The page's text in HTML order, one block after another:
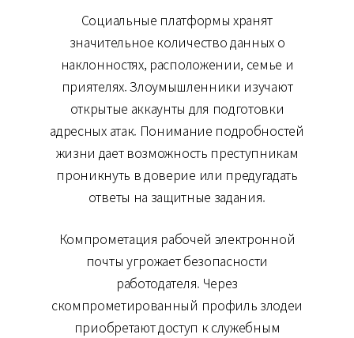
Социальные платформы хранят
значительное количество данных о
наклонностях, расположении, семье и
приятелях. Злоумышленники изучают
открытые аккаунты для подготовки
адресных атак. Понимание подробностей
жизни дает возможность преступникам
проникнуть в доверие или предугадать
ответы на защитные задания.
Компрометация рабочей электронной
почты угрожает безопасности
работодателя. Через
скомпрометированный профиль злодеи
приобретают доступ к служебным